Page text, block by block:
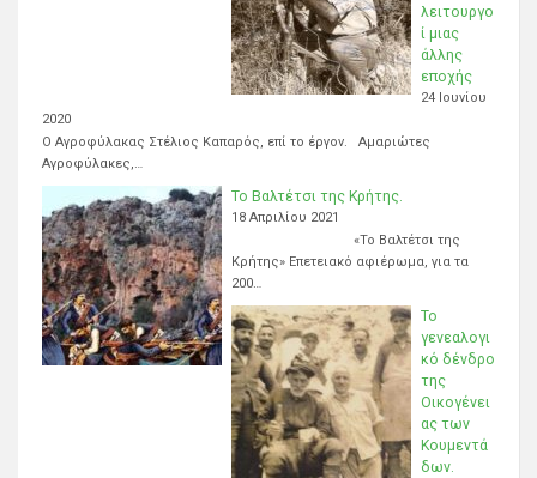
λειτουργο
ί μιας
άλλης
εποχής
24 Ιουνίου
2020
Ο Αγροφύλακας Στέλιος Καπαρός, επί το έργον. Αμαριώτες
Αγροφύλακες,…
Το Βαλτέτσι της Κρήτης.
18 Απριλίου 2021
«Το Βαλτέτσι της
Κρήτης» Επετειακό αφιέρωμα, για τα
200…
Το
γενεαλογι
κό δένδρο
της
Οικογένει
ας των
Κουμεντά
δων.